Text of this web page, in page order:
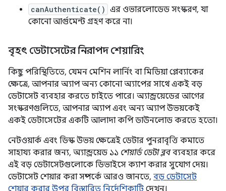
canAuthenticate() এর ওভারলোডেড সংস্করণ, যা
কোনো আর্গুমেন্ট গ্রহণ করে না।
বৃহৎ ডেটাসেটের নিরাপদ শেয়ারিং
কিছু পরিস্থিতিতে, যেমন মেশিন লার্নিং বা মিডিয়া প্লেব্যাকের
ক্ষেত্রে, আপনার অ্যাপ অন্য কোনো অ্যাপের সাথে একই বড়
ডেটাসেট ব্যবহার করতে চাইতে পারে। অ্যান্ড্রয়েডের আগের
সংস্করণগুলিতে, আপনার অ্যাপ এবং অন্য অ্যাপ উভয়কেই
একই ডেটাসেটের একটি আলাদা কপি ডাউনলোড করতে হতো।
নেটওয়ার্ক এবং ডিস্ক উভয় ক্ষেত্রেই ডেটার পুনরাবৃত্তি কমাতে
সাহায্য করার জন্য, অ্যান্ড্রয়েড ১১ শেয়ার্ড ডেটা ব্লবব্যবহার করে
এই বড় ডেটাসেটগুলোকে ডিভাইসে ক্যাশ করার সুযোগ দেয়।
ডেটাসেট শেয়ার করা সম্পর্কে আরও জানতে, বড় ডেটাসেট
শেয়ার করার উপর বিস্তারিত নির্দেশিকাটি দেখুন।